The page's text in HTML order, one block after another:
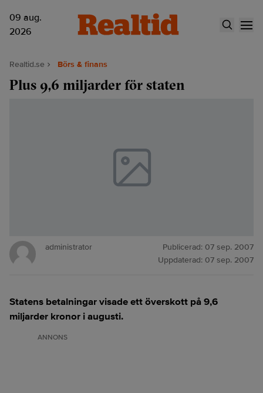
09 aug.
2026
Realtid.se Börs & finans
Plus 9,6 miljarder för staten
administrator Publicerad: 07 sep. 2007
Uppdaterad: 07 sep. 2007
Statens betalningar visade ett överskott på 9,6
miljarder kronor i augusti.
ANNONS